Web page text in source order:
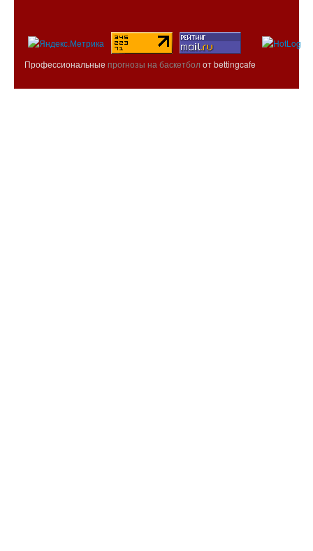
Профессиональные прогнозы на баскетбол от bettingcafe